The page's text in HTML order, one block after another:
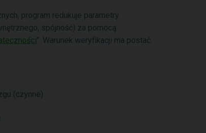
program redukuje parametry
spójność) za pomocą
". Warunek weryfikacji ma postać:
(czynne)